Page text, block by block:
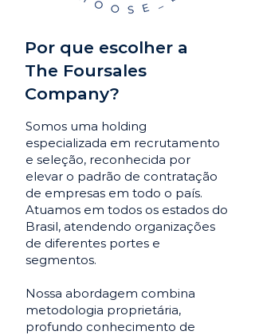
Por que escolher a
The Foursales
Company?
Somos uma holding
especializada em recrutamento
e seleção, reconhecida por
elevar o padrão de contratação
de empresas em todo o país.
Atuamos em todos os estados do
Brasil, atendendo organizações
de diferentes portes e
segmentos.
Nossa abordagem combina
metodologia proprietária,
profundo conhecimento de